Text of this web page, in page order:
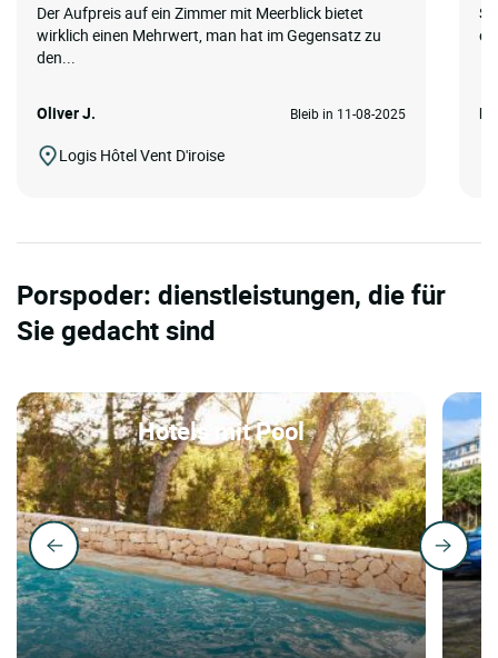
Der Aufpreis auf ein Zimmer mit Meerblick bietet
wirklich einen Mehrwert, man hat im Gegensatz zu
den...
Oliver J. Bleib in 11-08-2025
Logis Hôtel Vent D'iroise
Porspoder: dienstleistungen, die für
Sie gedacht sind
Hotels mit Pool